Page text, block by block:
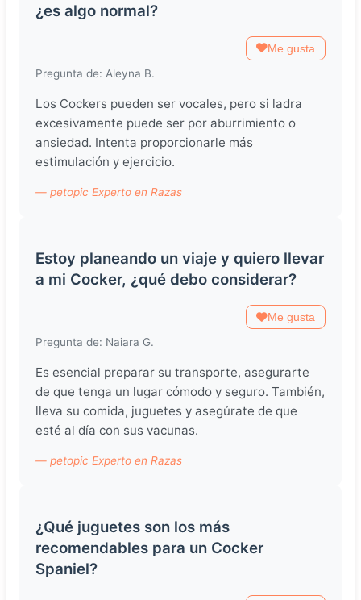
¿es algo normal?
Me gusta
Pregunta de: Aleyna B.
Los Cockers pueden ser vocales, pero si ladra
excesivamente puede ser por aburrimiento o
ansiedad. Intenta proporcionarle más
estimulación y ejercicio.
— petopic Experto en Razas
Estoy planeando un viaje y quiero llevar
a mi Cocker, ¿qué debo considerar?
Me gusta
Pregunta de: Naiara G.
Es esencial preparar su transporte, asegurarte
de que tenga un lugar cómodo y seguro. También,
lleva su comida, juguetes y asegúrate de que
esté al día con sus vacunas.
— petopic Experto en Razas
¿Qué juguetes son los más
recomendables para un Cocker
Spaniel?